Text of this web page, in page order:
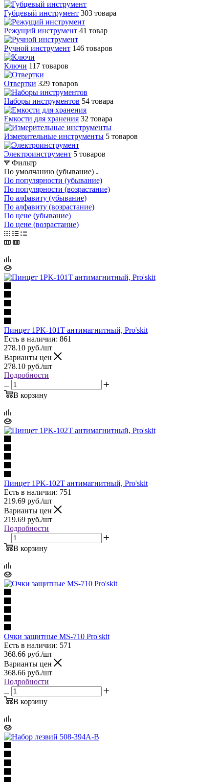
Губцевый инструмент 303 товара
Режущий инструмент 41 товар
Ручной инструмент 146 товаров
Ключи 117 товаров
Отвертки 329 товаров
Наборы инструментов 54 товара
Емкости для хранения 32 товара
Измерительные инструменты 5 товаров
Электроинструмент 5 товаров
Фильтр
По умолчанию (убывание)
По популярности (убывание)
По популярности (возрастание)
По алфавиту (убывание)
По алфавиту (возрастание)
По цене (убывание)
По цене (возрастание)
Пинцет 1PK-101T антимагнитный, Pro'skit
Есть в наличии: 861
278.10 руб./шт
Варианты цен
278.10 руб./шт
Подробности
В корзину
Пинцет 1PK-102T антимагнитный, Pro'skit
Есть в наличии: 751
219.69 руб./шт
Варианты цен
219.69 руб./шт
Подробности
В корзину
Очки защитные MS-710 Pro'skit
Есть в наличии: 571
368.66 руб./шт
Варианты цен
368.66 руб./шт
Подробности
В корзину